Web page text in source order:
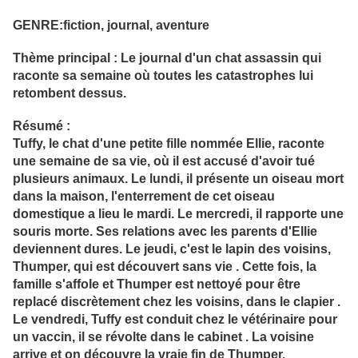
GENRE:fiction, journal, aventure
Thème principal : Le journal d'un chat assassin qui
raconte sa semaine où toutes les catastrophes lui
retombent dessus.
Résumé :
Tuffy, le chat d'une petite fille nommée Ellie, raconte
une semaine de sa vie, où il est accusé d'avoir tué
plusieurs animaux. Le lundi, il présente un oiseau mort
dans la maison, l'enterrement de cet oiseau
domestique a lieu le mardi. Le mercredi, il rapporte une
souris morte. Ses relations avec les parents d'Ellie
deviennent dures. Le jeudi, c'est le lapin des voisins,
Thumper, qui est découvert sans vie . Cette fois, la
famille s'affole et Thumper est nettoyé pour être
replacé discrètement chez les voisins, dans le clapier .
Le vendredi, Tuffy est conduit chez le vétérinaire pour
un vaccin, il se révolte dans le cabinet . La voisine
arrive et on découvre la vraie fin de Thumper.